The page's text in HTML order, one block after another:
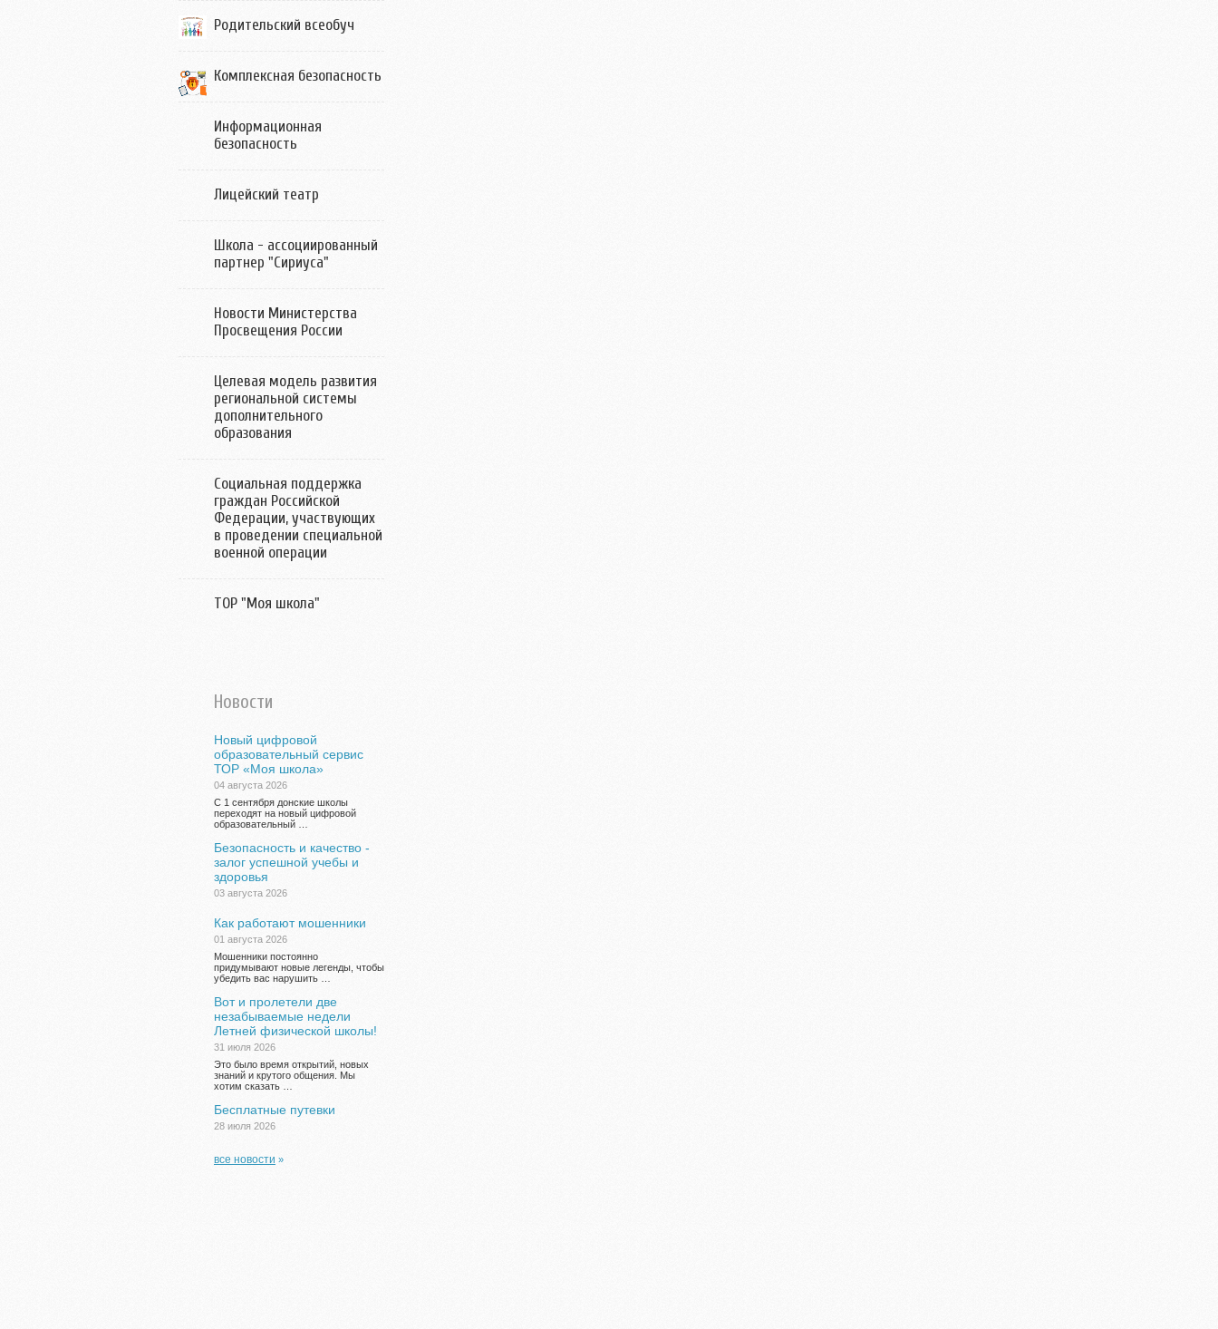
Родительский всеобуч
Комплексная безопасность
Информационная
безопасность
Лицейский театр
Школа - ассоциированный
партнер "Сириуса"
Новости Министерства
Просвещения России
Целевая модель развития
региональной системы
дополнительного
образования
Социальная поддержка
граждан Российской
Федерации, участвующих
в проведении специальной
военной операции
ТОР "Моя школа"
Новости
Новый цифровой
образовательный сервис
ТОР «Моя школа»
04 августа 2026
С 1 сентября донские школы
переходят на новый цифровой
образовательный …
Безопасность и качество -
залог успешной учебы и
здоровья
03 августа 2026
Как работают мошенники
01 августа 2026
Мошенники постоянно
придумывают новые легенды, чтобы
убедить вас нарушить …
Вот и пролетели две
незабываемые недели
Летней физической школы!
31 июля 2026
Это было время открытий, новых
знаний и крутого общения. Мы
хотим сказать …
Бесплатные путевки
28 июля 2026
все новости »